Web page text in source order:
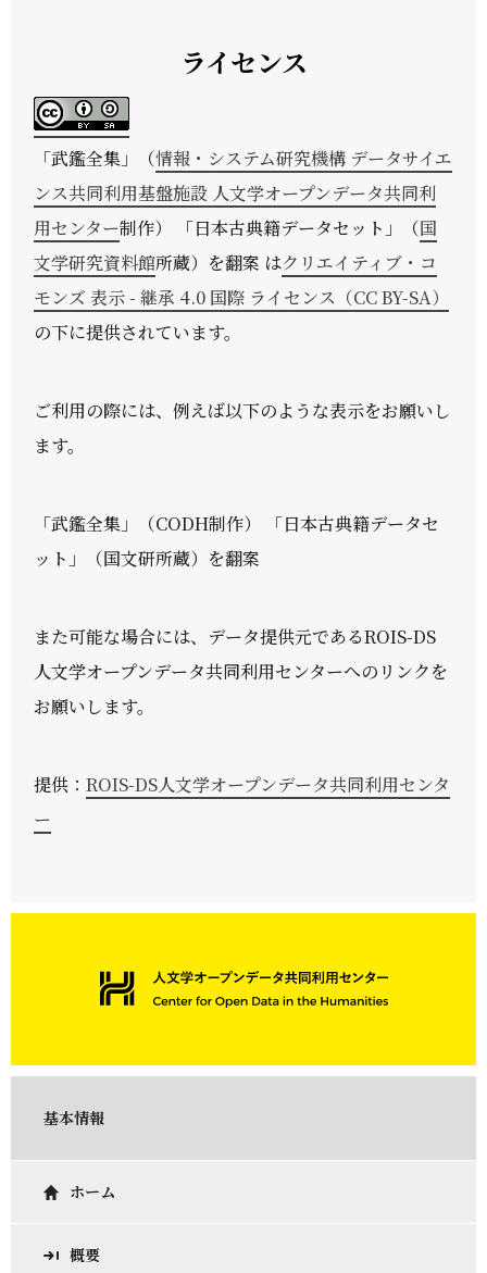
ライセンス
「武鑑全集 」（情報・システム研究機構 データサイエ
ンス共同利用基盤施設 人文学オープンデータ共同利
用センター制作） 「日本古典籍データセット」（国
文学研究資料館所蔵）を翻案 はクリエイティブ・コ
モンズ 表示 - 継承 4.0 国際 ライセンス（CC BY-SA）
の下に提供されています。
ご利用の際には、例えば以下のような表示をお願いし
ます。
「武鑑全集」（CODH制作） 「日本古典籍データセ
ット」（国文研所蔵）を翻案
また可能な場合には、データ提供元であるROIS-DS
人文学オープンデータ共同利用センターへのリンクを
お願いします。
提供：ROIS-DS人文学オープンデータ共同利用センタ
ー
基本情報
ホーム
概要